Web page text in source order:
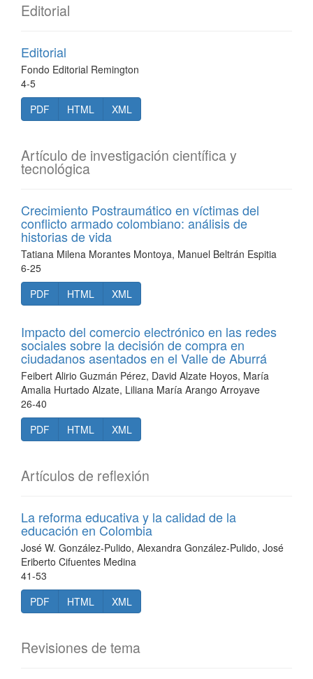
Editorial
Editorial
Fondo Editorial Remington
4-5
PDF
HTML XML
Artículo de investigación científica y
tecnológica
Crecimiento Postraumático en víctimas del
conflicto armado colombiano: análisis de
historias de vida
Tatiana Milena Morantes Montoya, Manuel Beltrán Espitia
6-25
PDF
HTML XML
Impacto del comercio electrónico en las redes
sociales sobre la decisión de compra en
ciudadanos asentados en el Valle de Aburrá
Feibert Alirio Guzmán Pérez, David Alzate Hoyos, María
Amalia Hurtado Alzate, Liliana María Arango Arroyave
26-40
PDF
HTML XML
Artículos de reflexión
La reforma educativa y la calidad de la
educación en Colombia
José W. González-Pulido, Alexandra González-Pulido, José
Eriberto Cifuentes Medina
41-53
PDF
HTML XML
Revisiones de tema